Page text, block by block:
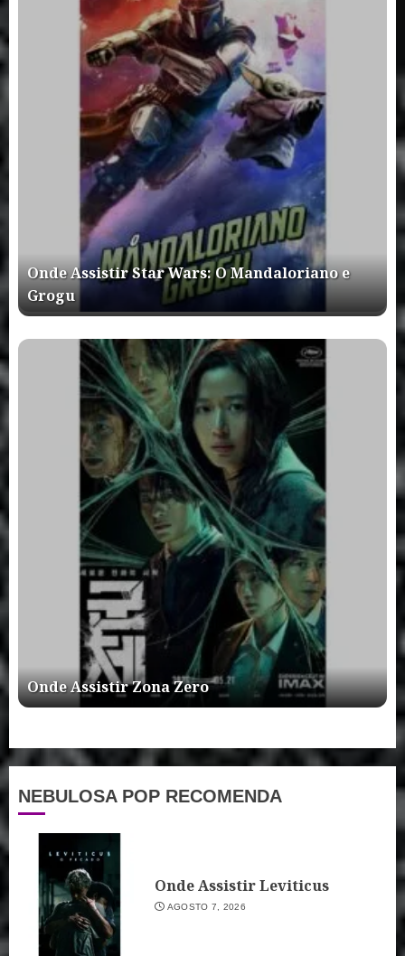
Onde Assistir Star Wars: O Mandaloriano e
Grogu
Onde Assistir Zona Zero
NEBULOSA POP RECOMENDA
Onde Assistir Leviticus
AGOSTO 7, 2026